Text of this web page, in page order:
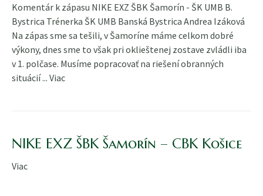
Komentár k zápasu NIKE EXZ ŠBK Šamorín - ŠK UMB B.
Bystrica Trénerka ŠK UMB Banská Bystrica Andrea Izáková
Na zápas sme sa tešili, v Šamoríne máme celkom dobré
výkony, dnes sme to však pri oklieštenej zostave zvládli iba
v 1. polčase. Musíme popracovať na riešení obranných
situácií ... Viac
NIKE EXZ ŠBK Šamorín – CBK Košice
Viac